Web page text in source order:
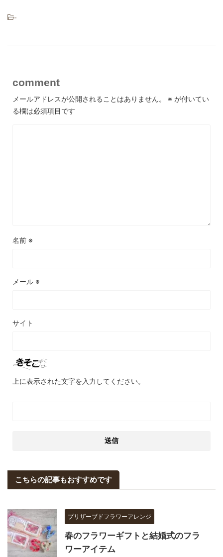
-
comment
メールアドレスが公開されることはありません。 ※ が付いてい
る欄は必須項目です
名前 ※
メール ※
サイト
上に表示された文字を入力してください。
こちらの記事もおすすめです
プリザーブドフラワーアレンジ
春のフラワーギフトと結婚式のフラ
ワーアイテム